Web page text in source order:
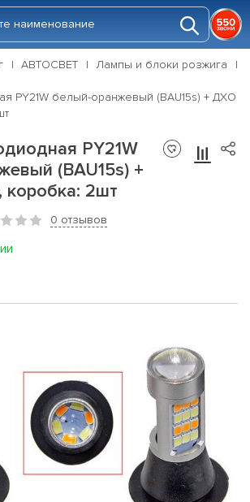
АВТОСВЕТ
Лампы и блоки розжига
PY21W белый-оранжевый (BAU15s) + ДХО
PY21W
(BAU15s) +
2шт
0 отзывов